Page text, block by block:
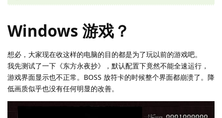
Windows 游戏？
想必，大家现在收这样的电脑的目的都是为了玩以前的游戏吧。
我先测试了一下《东方永夜抄》，默认配置下竟然不能全速运行，
游戏界面显示也不正常。BOSS 放符卡的时候整个界面都崩溃了。降
低画质似乎也没有任何明显的改善。